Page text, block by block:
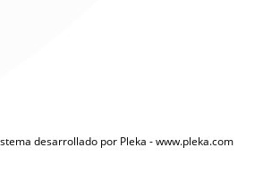
desarrollado por Pleka - www.pleka.com